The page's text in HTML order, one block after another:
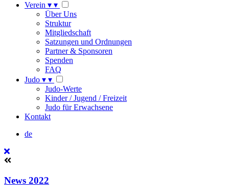
Verein ▾ ▾
Über Uns
Struktur
Mitgliedschaft
Satzungen und Ordnungen
Partner & Sponsoren
Spenden
FAQ
Judo ▾ ▾
Judo-Werte
Kinder / Jugend / Freizeit
Judo für Erwachsene
Kontakt
de
News 2022